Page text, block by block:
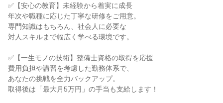
✅【安心の教育】未経験から着実に成長
年次や職種に応じた丁寧な研修をご用意。
専門知識はもちろん、社会人に必要な
対人スキルまで幅広く学べる環境です。
✅【一生モノの技術】整備士資格の取得を応援
費用負担や講習を考慮した勤務体系で、
あなたの挑戦を全力バックアップ。
取得後は「最大月5万円」の手当も支給します！